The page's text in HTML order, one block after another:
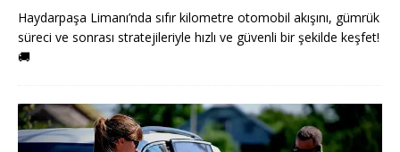
Haydarpaşa Limanı’nda sıfır kilometre otomobil akışını, gümrük
süreci ve sonrası stratejileriyle hızlı ve güvenli bir şekilde keşfet!
🚚